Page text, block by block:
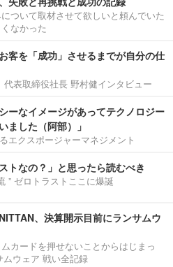
ついて取材させて欲しいと頼んでいた
なかった
客を「成功」させるまでが自分の仕
代表取締役社長 野村健インタビュー
ーなイメージがあってテクノロジー
ました（阿部）」
エクスポージャーマネジメント
トなの？」と思ったら読むべき
” ゼロトラストここに爆誕
、決算開示目前にランサムウ
カードを押せないことからはじまっ
ウェア 戦い全記録